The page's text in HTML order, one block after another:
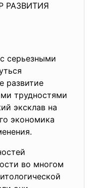
РАЗВИТИЯ
серьезными
развитие
трудностями
эксклав на
экономика
во многом